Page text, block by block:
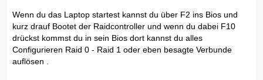
Wenn du das Laptop startest kannst du über F2 ins Bios und
kurz drauf Bootet der Raidcontroller und wenn du dabei F10
drückst kommst du in sein Bios dort kannst du alles
Configurieren Raid 0 - Raid 1 oder eben besagte Verbunde
auflösen .